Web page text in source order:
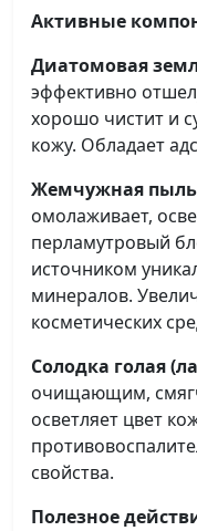
Активные
Диатомовая
эффективно
хорошо чистит и
кожу. Обладает
Жемчужная пыль
омолаживает,
перламутровый
источником
минералов.
косметических
Солодка голая
очищающим,
осветляет цвет
свойства.
Полезное